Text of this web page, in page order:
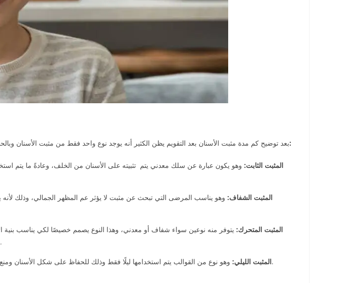
بعد توضيح كم مدة مثبت الأسنان بعد التقويم يظن الكثير أنه يوجد نوع واحد فقط من مثبت الأسنانوهذه الأنواع تتمثل في:
المثبت الثابت: وهو يكون عبارة عن سلك معدني يتم تثبيته على الأسنان من الخلف، وعادةً ما يتم
المثبت الشفاف: وهو يناسب المرضى التي تبحث عن مثبت لا يؤثر عم المظهر الجمالي، وذلك
المثبت المتحرك: يتوفر منه نوعين سواء شفاف أو معدني، وهذا النوع يصمم خصيصًا لكي يناسب بنية
التنظيف وتحافظ على شكل الأسنان ومنع تحركها وهو من الأدوات الحديثة في عالم تجميل الأسنان.
المثبت الليلي:وهو نوع من القوالب يتم استخدامها ليلًا فقط وذلك للحفاظ على شكل الأسنان ومنع الضغط خاصةً لمن يعانون من مشكلة طحن الأسنان، وهي اختيار مرن يتكيف بسهولة مع الأسنان.